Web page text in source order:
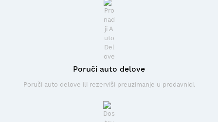
Poruči auto delove
Poruči auto delove ili rezerviši preuzimanje u prodavnici.